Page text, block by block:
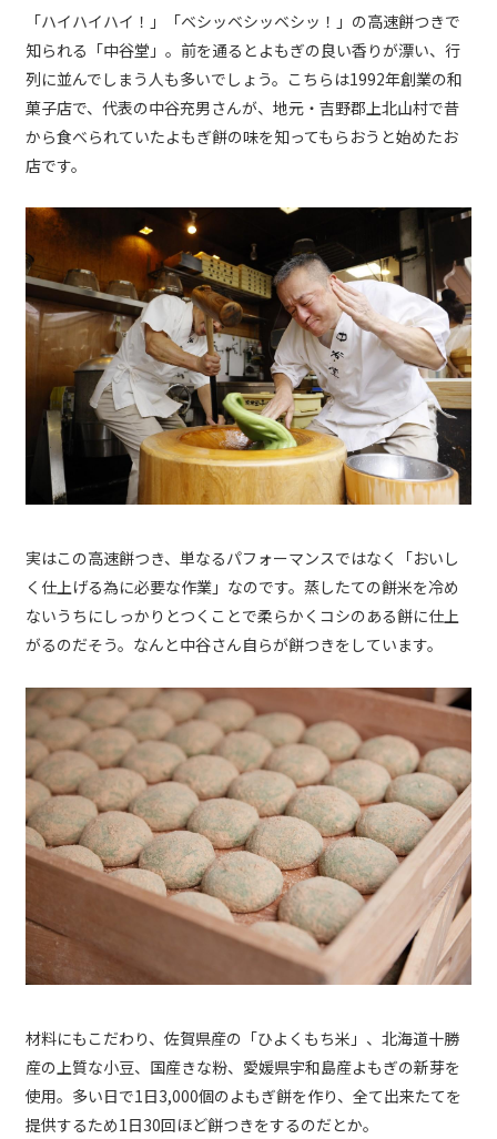
「ハイハイハイ！」「ベシッベシッベシッ！」の高速餅つきで
知られる「中谷堂」。前を通るとよもぎの良い香りが漂い、行
列に並んでしまう人も多いでしょう。こちらは1992年創業の和
菓子店で、代表の中谷充男さんが、地元・吉野郡上北山村で昔
から食べられていたよもぎ餅の味を知ってもらおうと始めたお
店です。
実はこの高速餅つき、単なるパフォーマンスではなく「おいし
く仕上げる為に必要な作業」なのです。蒸したての餅米を冷め
ないうちにしっかりとつくことで柔らかくコシのある餅に仕上
がるのだそう。なんと中谷さん自らが餅つきをしています。
材料にもこだわり、佐賀県産の「ひよくもち米」、北海道十勝
産の上質な小豆、国産きな粉、愛媛県宇和島産よもぎの新芽を
使用。多い日で1日3,000個のよもぎ餅を作り、全て出来たてを
提供するため1日30回ほど餅つきをするのだとか。